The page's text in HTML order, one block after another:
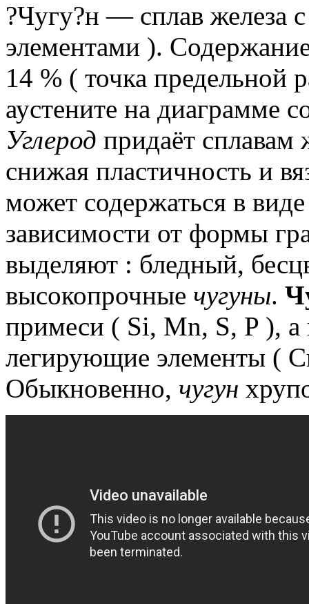
?Чугу?н — сплав железа
элементами ).
14 % ( точка предельной
аустените на диаграмме
Углерод придаёт сплавам
снижая пластичность и
может содержаться в
зависимости от формы
выделяют : бледный,
высокопрочные чугуны.
примеси ( Si, Mn, S, P ), а
легирующие элементы (
Обыкновенно, чугун